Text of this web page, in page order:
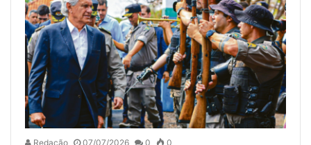
Redação 07/07/2026 0 0